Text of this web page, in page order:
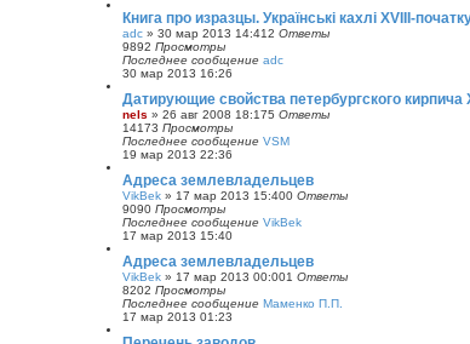
Книга про изразцы. Українські кахлі XVIII-
adc » 30 мар 2013 14:412 Ответы
9892 Просмотры
Последнее сообщение adc
30 мар 2013 16:26
Датирующие свойства петербургского кирпича
nels » 26 авг 2008 18:175 Ответы
14173 Просмотры
Последнее сообщение VSM
19 мар 2013 22:36
Адреса землевладельцев
VikBek » 17 мар 2013 15:400 Ответы
9090 Просмотры
Последнее сообщение VikBek
17 мар 2013 15:40
Адреса землевладельцев
VikBek » 17 мар 2013 00:001 Ответы
8202 Просмотры
Последнее сообщение Маменко П.П.
17 мар 2013 01:23